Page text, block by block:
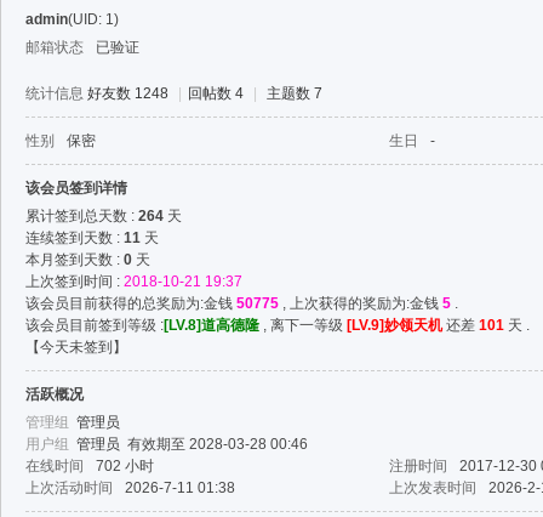
admin(UID: 1)
邮箱状态
已验证
统计信息 好友数 1248 回帖数 4 主题数 7
性别 保密 生日 -
该会员签到详情
累计签到总天数 : 264 天
连续签到天数 : 11 天
本月签到天数 : 0 天
上次签到时间 : 2018-10-21 19:37
该会员目前获得的总奖励为:金钱 50775 , 上次获得的奖励为:金钱 5 .
该会员目前签到等级 :[LV.8]道高德隆 , 离下一等级 [LV.9]妙领天机还差 101 天 .
【今天未签到 】
活跃概况
管理组 管理员
用户组 管理员 有效期至 2028-03-28 00:46
在线时间
702 小时 注册时间
2017-12-30
上次活动时间
2026-7-11 01:38 上次发表时间 2026-